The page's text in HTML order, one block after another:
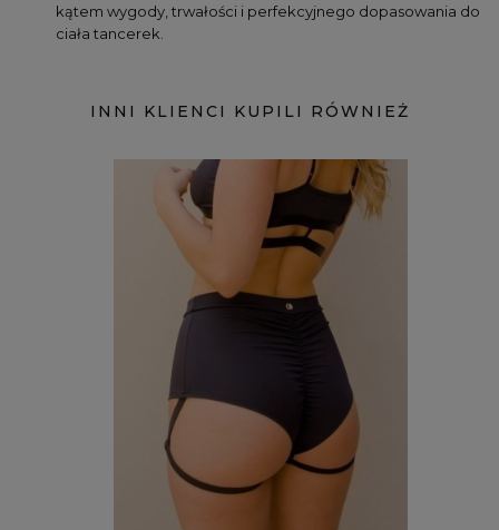
kątem wygody, trwałości i perfekcyjnego dopasowania do
ciała tancerek.
INNI KLIENCI KUPILI RÓWNIEŻ